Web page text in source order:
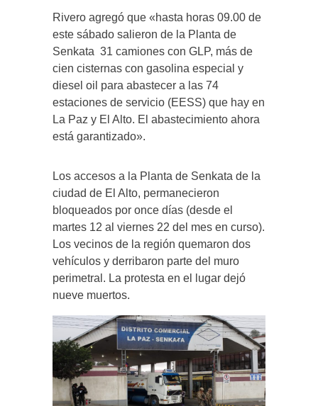
Rivero agregó que «hasta horas 09.00 de
este sábado salieron de la Planta de
Senkata 31 camiones con GLP, más de
cien cisternas con gasolina especial y
diesel oil para abastecer a las 74
estaciones de servicio (EESS) que hay en
La Paz y El Alto. El abastecimiento ahora
está garantizado».
Los accesos a la Planta de Senkata de la
ciudad de El Alto, permanecieron
bloqueados por once días (desde el
martes 12 al viernes 22 del mes en curso).
Los vecinos de la región quemaron dos
vehículos y derribaron parte del muro
perimetral. La protesta en el lugar dejó
nueve muertos.